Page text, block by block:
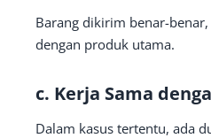
Barang dikirim benar-
dengan produk utama.
c. Kerja Sama
Dalam kasus tertentu, ada